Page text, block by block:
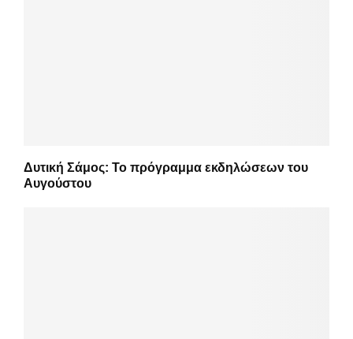
Δυτική Σάμος: Το πρόγραμμα εκδηλώσεων του
Αυγούστου